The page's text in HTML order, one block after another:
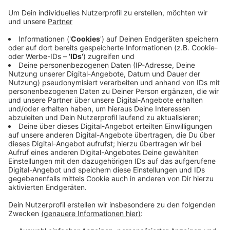
Anzeige
Eine Eichhörnchen-Brücke ist quasi ein Seil, dass den
Tieren das gefahrlose Überqueren von Fahrbahnen
ermöglicht. Es wird zwischen Bäume gespannt. Der
geplante Standort in Neuss ist am „Nixhütter Weg“. So
steht es in den Ausschussunterlagen. Bis zum Sommer
soll die Eichhörnchen-Brücke stehen. Die Kosten
werden auf 4.000 Euro geschätzt.Hintergrund ist,
dass immer wieder Eichhörnchen auf starkbefahrenen
Straßen totgefahren werden.
Anzeige